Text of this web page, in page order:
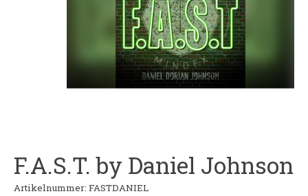
F.A.S.T. by Daniel Johnson
Artikelnummer: FASTDANIEL